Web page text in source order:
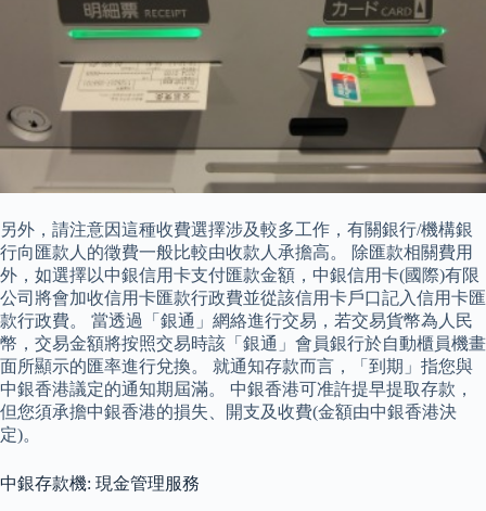
另外，請注意因這種收費選擇涉及較多工作，有關銀行/機構銀
行向匯款人的徵費一般比較由收款人承擔高。 除匯款相關費用
外，如選擇以中銀信用卡支付匯款金額，中銀信用卡(國際)有限
公司將會加收信用卡匯款行政費並從該信用卡戶口記入信用卡匯
款行政費。 當透過「銀通」網絡進行交易，若交易貨幣為人民
幣，交易金額將按照交易時該「銀通」會員銀行於自動櫃員機畫
面所顯示的匯率進行兌換。 就通知存款而言，「到期」指您與
中銀香港議定的通知期屆滿。 中銀香港可准許提早提取存款，
但您須承擔中銀香港的損失、開支及收費(金額由中銀香港決
定)。
中銀存款機: 現金管理服務